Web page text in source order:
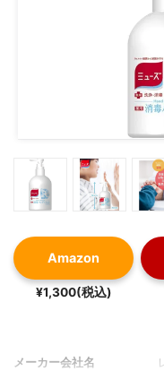
Amazon
¥1,300(税込)
メーカー会社名